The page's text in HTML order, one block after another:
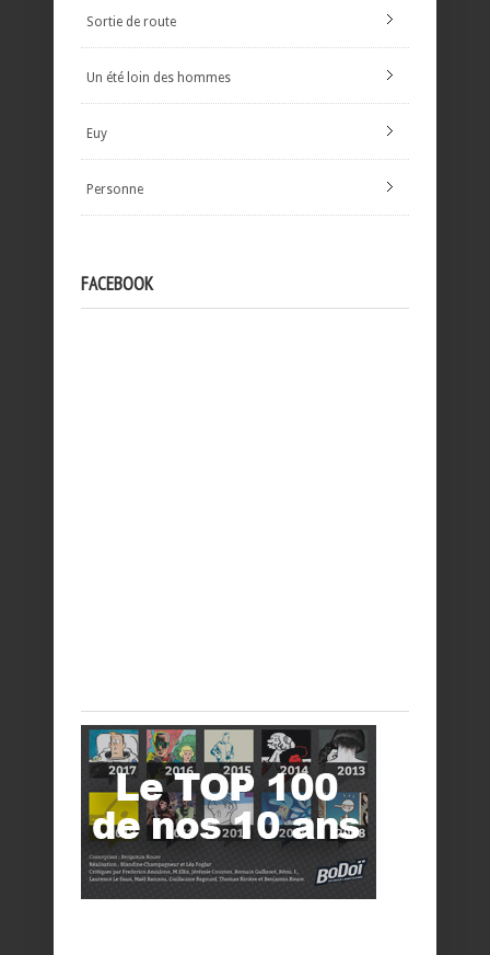
Sortie de route
Un été loin des hommes
Euy
Personne
FACEBOOK